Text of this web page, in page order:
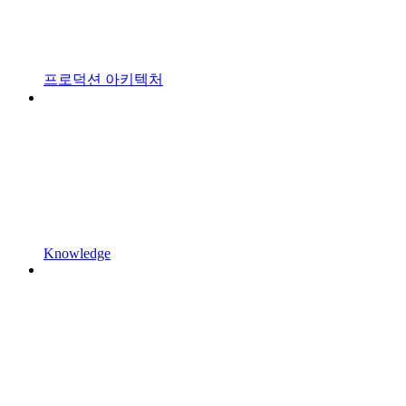
프로덕션 아키텍처
Knowledge